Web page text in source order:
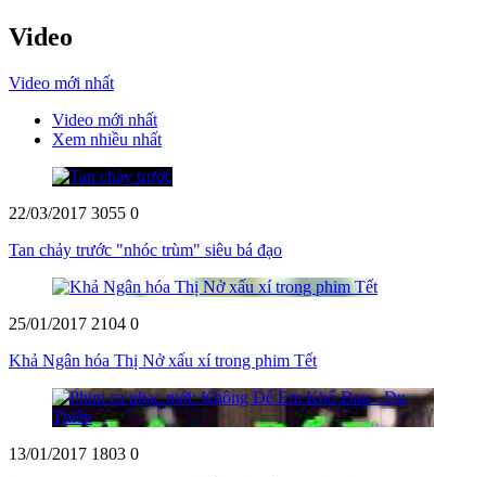
Video
Video mới nhất
Video mới nhất
Xem nhiều nhất
22/03/2017 3055 0
Tan chảy trước "nhóc trùm" siêu bá đạo
25/01/2017 2104 0
Khả Ngân hóa Thị Nở xấu xí trong phim Tết
13/01/2017 1803 0